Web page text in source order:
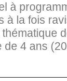
à
à la fois
de 4 ans